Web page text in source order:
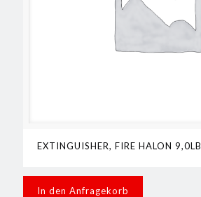
EXTINGUISHER, FIRE HALON 9,0LB
In den Anfragekorb